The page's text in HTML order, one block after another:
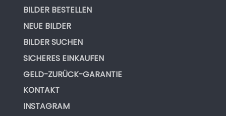
BILDER BESTELLEN
NEUE BILDER
BILDER SUCHEN
SICHERES EINKAUFEN
GELD-ZURÜCK-GARANTIE
KONTAKT
INSTAGRAM